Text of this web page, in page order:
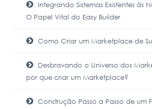
Integrando Sistemas Existentes às
O Papel Vital do Easy Builder
Como Criar um Marketplace de
Desbravando o Universo dos
por que criar um Marketplace?
Construção Passo a Passo de um